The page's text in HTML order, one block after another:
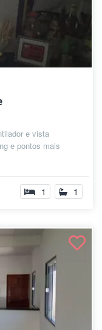
e vista
e pontos mais
1 1